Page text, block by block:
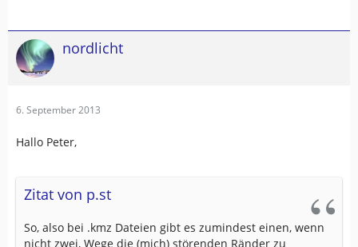
nordlicht
6. September 2013
Hallo Peter,
Zitat von p.st
So, also bei .kmz Dateien gibt es zumindest einen, wenn
nicht zwei, Wege die (mich) störenden Ränder zu